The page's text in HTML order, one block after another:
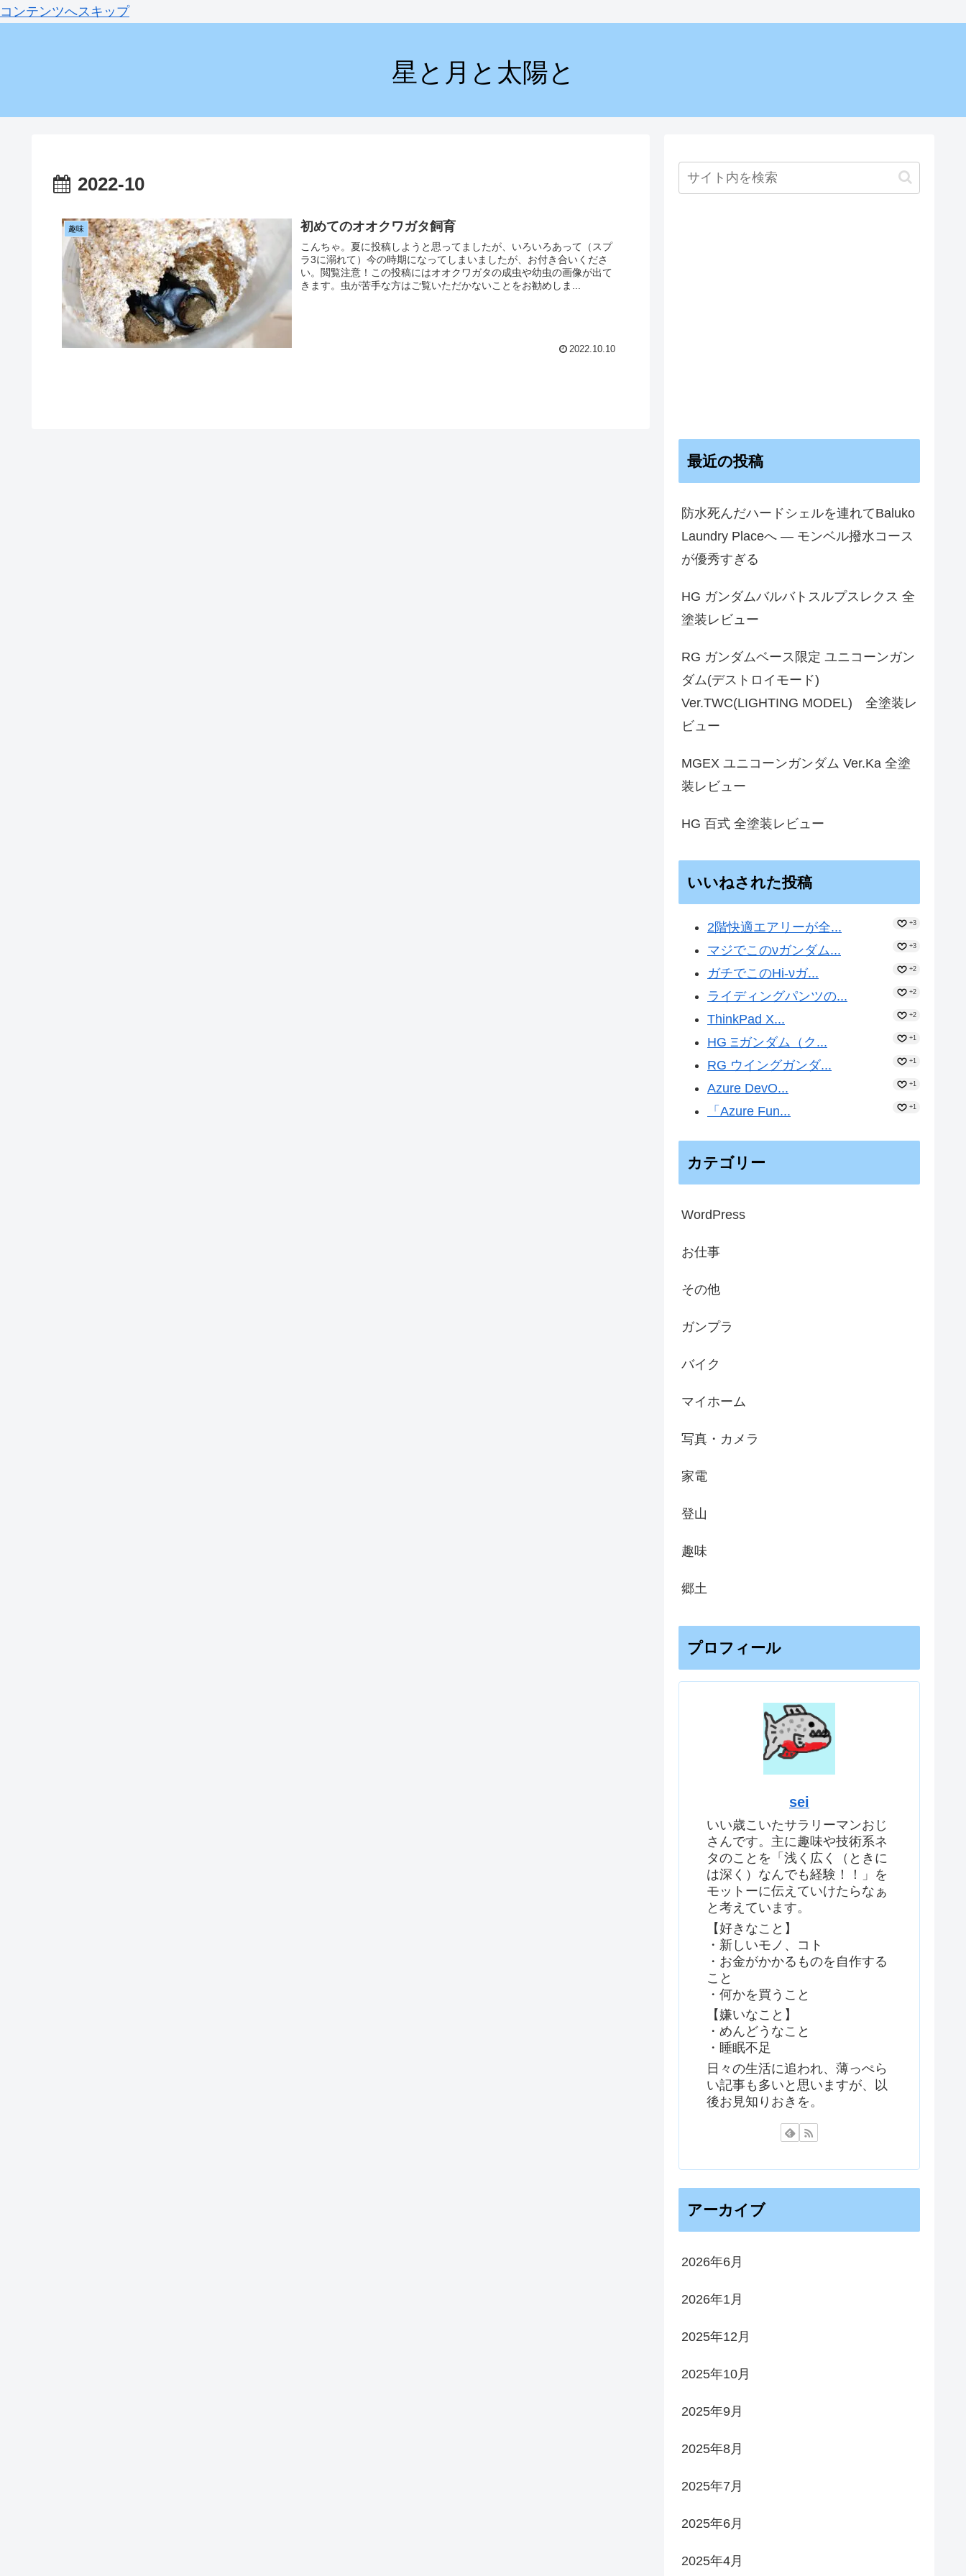
コンテンツへスキップ
星と月と太陽と
2022-10
趣味 初めてのオオクワガタ飼育
こんちゃ。夏に投稿しようと思ってましたが、いろいろあって（スプ
ラ3に溺れて）今の時期になってしまいましたが、お付き合いくださ
い。閲覧注意！この投稿にはオオクワガタの成虫や幼虫の画像が出て
きます。虫が苦手な方はご覧いただかないことをお勧めしま...
2022.10.10
最近の投稿
防水死んだハードシェルを連れてBaluko
Laundry Placeへ — モンベル撥水コース
が優秀すぎる
HG ガンダムバルバトスルプスレクス 全
塗装レビュー
RG ガンダムベース限定 ユニコーンガン
ダム(デストロイモード)
Ver.TWC(LIGHTING MODEL) 全塗装レ
ビュー
MGEX ユニコーンガンダム Ver.Ka 全塗
装レビュー
HG 百式 全塗装レビュー
いいねされた投稿
2階快適エアリーが全... +3
マジでこのνガンダム... +3
ガチでこのHi-νガ... +2
ライディングパンツの... +2
ThinkPad X... +2
HG Ξガンダム（ク... +1
RG ウイングガンダ... +1
Azure DevO... +1
「Azure Fun... +1
カテゴリー
WordPress
お仕事
その他
ガンプラ
バイク
マイホーム
写真・カメラ
家電
登山
趣味
郷土
プロフィール
sei
いい歳こいたサラリーマンおじ
さんです。主に趣味や技術系ネ
タのことを「浅く広く（ときに
は深く）なんでも経験！！」を
モットーに伝えていけたらなぁ
と考えています。
【好きなこと】
・新しいモノ、コト
・お金がかかるものを自作する
こと
・何かを買うこと
【嫌いなこと】
・めんどうなこと
・睡眠不足
日々の生活に追われ、薄っぺら
い記事も多いと思いますが、以
後お見知りおきを。
アーカイブ
2026年6月
2026年1月
2025年12月
2025年10月
2025年9月
2025年8月
2025年7月
2025年6月
2025年4月